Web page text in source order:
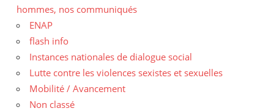
hommes, nos communiqués
ENAP
flash info
Instances nationales de dialogue social
Lutte contre les violences sexistes et sexuelles
Mobilité / Avancement
Non classé